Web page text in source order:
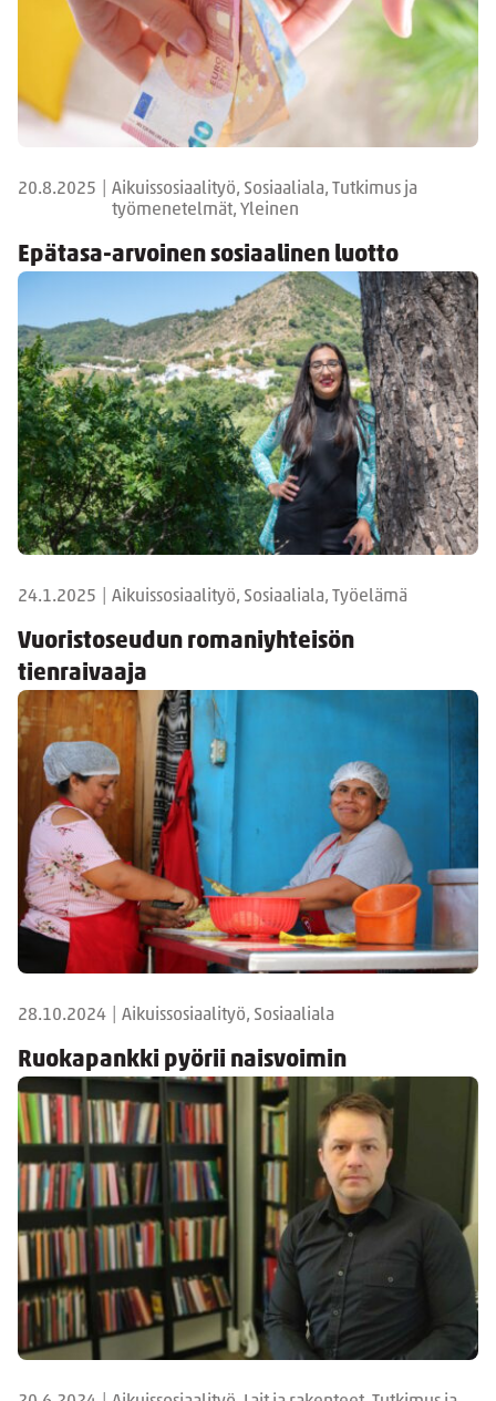
20.8.2025
Aikuissosiaalityö, Sosiaaliala, Tutkimus ja
työmenetelmät, Yleinen
Epätasa-arvoinen sosiaalinen luotto
24.1.2025 Aikuissosiaalityö, Sosiaaliala, Työelämä
Vuoristoseudun romaniyhteisön
tienraivaaja
28.10.2024 Aikuissosiaalityö, Sosiaaliala
Ruokapankki pyörii naisvoimin